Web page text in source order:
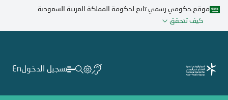
تجاوز
المحتوى
موقع حكومي رسمي تابع لحكومة المملكة العربية السعودية
كيف تتحقق
تسجيل الدخولEn